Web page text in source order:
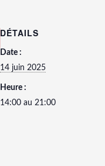
DÉTAILS
Date :
14 juin 2025
Heure :
14:00 au 21:00